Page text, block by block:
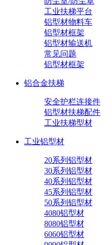
工业扶梯平台
铝型材物料车
铝型材框架
铝型材输送机
常见问题
铝型材框架
铝合金扶梯
安全护栏连接件
铝型材扶梯配件
工业扶梯型材
工业铝型材
20系列铝型材
30系列铝型材
40系列铝型材
45系列铝型材
50系列铝型材
4080铝型材
8080铝型材
6060铝型材